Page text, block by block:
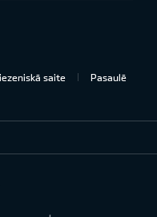
saite Pasaulē